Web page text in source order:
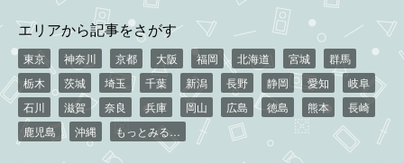
エリアから記事をさがす
東京 神奈川 京都 大阪 福岡 北海道 宮城
群馬
栃木
茨城 埼玉 千葉 新潟 長野 静岡 愛知
岐阜
石川
滋賀 奈良 兵庫 岡山 広島 徳島 熊本
長崎
鹿児島
沖縄 もっとみる…